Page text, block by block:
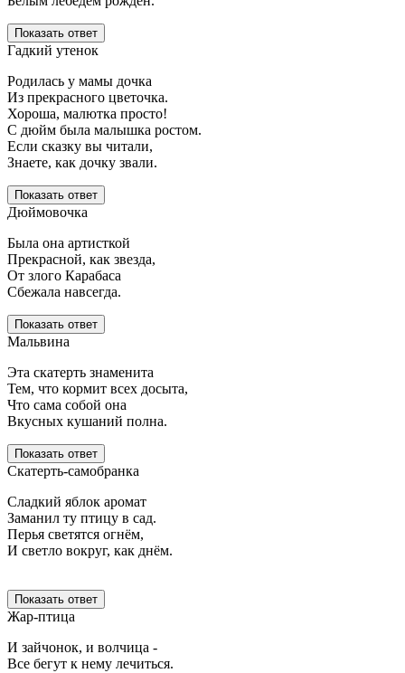
Показать ответ
Гадкий утенок
Родилась у мамы дочка
Из прекрасного цветочка.
Хороша, малютка просто!
С дюйм была малышка ростом.
Если сказку вы читали,
Знаете, как дочку звали.
Показать ответ
Дюймовочка
Была она артисткой
Прекрасной, как звезда,
От злого Карабаса
Сбежала навсегда.
Показать ответ
Мальвина
Эта скатерть знаменита
Тем, что кормит всех досыта,
Что сама собой она
Вкусных кушаний полна.
Показать ответ
Скатерть-самобранка
Сладкий яблок аромат
Заманил ту птицу в сад.
Перья светятся огнём,
И светло вокруг, как днём.
Показать ответ
Жар-птица
И зайчонок, и волчица -
Все бегут к нему лечиться.